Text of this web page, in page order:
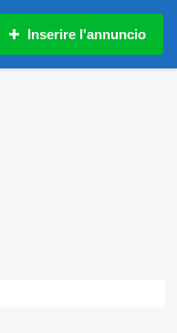
Inserire l'annuncio